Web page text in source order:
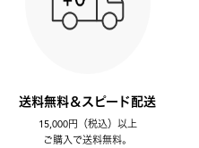
送料無料＆スピード配送
15,000円（税込）以上
ご購入で送料無料。